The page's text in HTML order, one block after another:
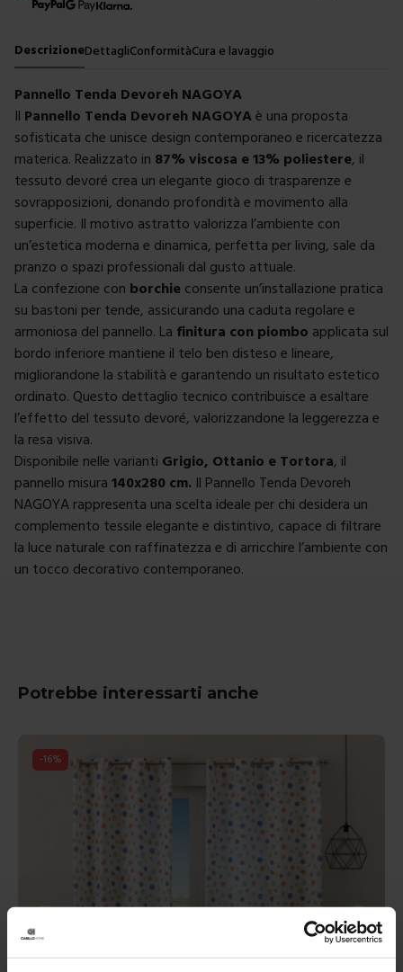
DescrizioneDettagliConformitàCura e lavaggio
Pannello Tenda Devoreh NAGOYA
Il Pannello Tenda Devoreh NAGOYAè una proposta
sofisticata che unisce design contemporaneo e ricercatezza
materica. Realizzato in 87% viscosa e 13% poliestere, il
tessuto devoré crea un elegante gioco di trasparenze e
sovrapposizioni, donando profondità e movimento alla
superficie. Il motivo astratto valorizza l’ambiente con
un’estetica moderna e dinamica, perfetta per living, sale da
pranzo o spazi professionali dal gusto attuale.
La confezione con borchie consente un’installazione pratica
su bastoni per tende, assicurando una caduta regolare e
armoniosa del pannello. La finitura con piombo applicata sul
bordo inferiore mantiene il telo ben disteso e lineare,
migliorandone la stabilità e garantendo un risultato estetico
ordinato. Questo dettaglio tecnico contribuisce a esaltare
l’effetto del tessuto devoré, valorizzandone la leggerezza e
la resa visiva.
Disponibile nelle varianti Grigio, Ottanio e Tortora, il
pannello misura 140x280 cm. Il Pannello Tenda Devoreh
NAGOYA rappresenta una scelta ideale per chi desidera un
complemento tessile elegante e distintivo, capace di filtrare
la luce naturale con raffinatezza e di arricchire l’ambiente con
un tocco decorativo contemporaneo.
Potrebbe interessarti anche
-16%